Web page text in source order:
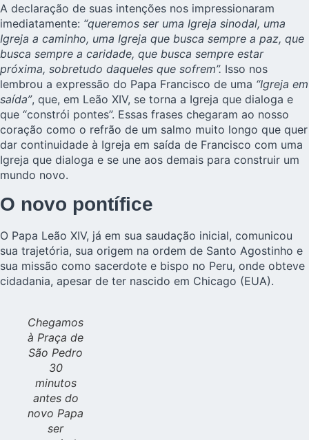
A declaração de suas intenções nos impressionaram
imediatamente: “queremos ser uma Igreja sinodal, uma
Igreja a caminho, uma Igreja que busca sempre a paz, que
busca sempre a caridade, que busca sempre estar
próxima, sobretudo daqueles que sofrem”. Isso nos
lembrou a expressão do Papa Francisco de uma “Igreja em
saída”, que, em Leão XIV, se torna a Igreja que dialoga e
que “constrói pontes”. Essas frases chegaram ao nosso
coração como o refrão de um salmo muito longo que quer
dar continuidade à Igreja em saída de Francisco com uma
Igreja que dialoga e se une aos demais para construir um
mundo novo.
O novo pontífice
O Papa Leão XIV, já em sua saudação inicial, comunicou
sua trajetória, sua origem na ordem de Santo Agostinho e
sua missão como sacerdote e bispo no Peru, onde obteve
cidadania, apesar de ter nascido em Chicago (EUA).
Chegamos
à Praça de
São Pedro
30
minutos
antes do
novo Papa
ser